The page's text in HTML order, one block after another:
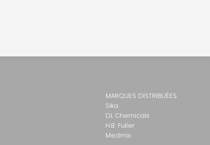
MARQUES DISTRIBUÉES
Sika
DL Chemicals
H.B. Fuller
Medmix